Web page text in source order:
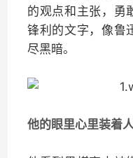
的观点和主张，勇
锋利的文字，像鲁
尽黑暗。
他的眼里心里装着